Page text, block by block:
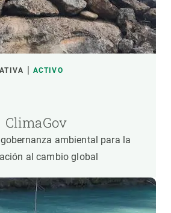
ACTIVO
ClimaGov
ambiental para la
al cambio global